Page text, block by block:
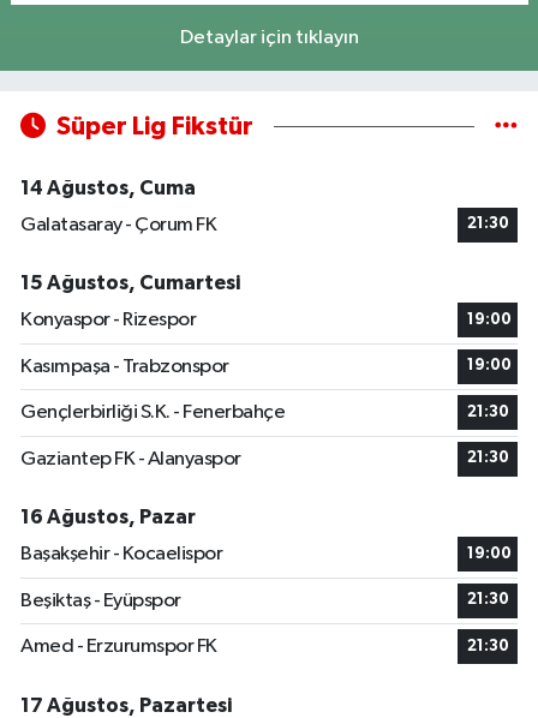
Detaylar için tıklayın
Süper Lig Fikstür
14 Ağustos, Cuma
Galatasaray - Çorum FK
21:30
15 Ağustos, Cumartesi
Konyaspor - Rizespor
19:00
Kasımpaşa - Trabzonspor 19:00
Gençlerbirliği S.K. - Fenerbahçe 21:30
Gaziantep FK - Alanyaspor 21:30
16 Ağustos, Pazar
Başakşehir - Kocaelispor
19:00
Beşiktaş - Eyüpspor 21:30
Amed - Erzurumspor FK 21:30
17 Ağustos, Pazartesi